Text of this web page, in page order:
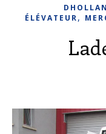
ÉLÉVATEUR,